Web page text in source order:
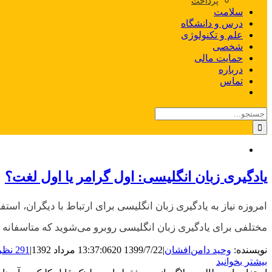
سلامت
درس و دانشگاه
علم و تکنولوژی
شخصی
حمایت مالی
درباره
تماس
جستجو
برای:
یادگیری زبان انگلیسی: اول گرامر یا اول لغت؟
امروزه نیاز به یادگیری زبان انگلیسی برای ارتباط با
مختلفی برای یادگیری زبان انگلیسی روبرو می‌شوید که
نویسنده: وحید دامن‌افشان|
1399/7/22 13:37:06 20 مرداد 1392 | 291 نظر
بیشتر بخوانید